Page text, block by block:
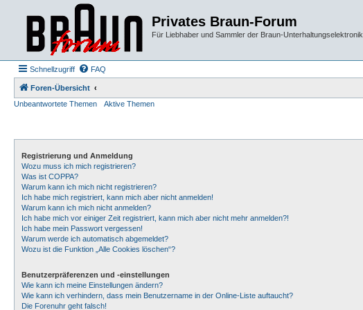
Privates Braun-Forum
Für Liebhaber und Sammler der Braun-Unterhaltungselektronik
Schnellzugriff FAQ
Foren-Übersicht
Unbeantwortete Themen
Aktive Themen
Registrierung und Anmeldung
Wozu muss ich mich registrieren?
Was ist COPPA?
Warum kann ich mich nicht registrieren?
Ich habe mich registriert, kann mich aber nicht anmelden!
Warum kann ich mich nicht anmelden?
Ich habe mich vor einiger Zeit registriert, kann mich aber nicht mehr anmelden?!
Ich habe mein Passwort vergessen!
Warum werde ich automatisch abgemeldet?
Wozu ist die Funktion „Alle Cookies löschen“?
Benutzerpräferenzen und -einstellungen
Wie kann ich meine Einstellungen ändern?
Wie kann ich verhindern, dass mein Benutzername in der Online-Liste auftaucht?
Die Forenuhr geht falsch!